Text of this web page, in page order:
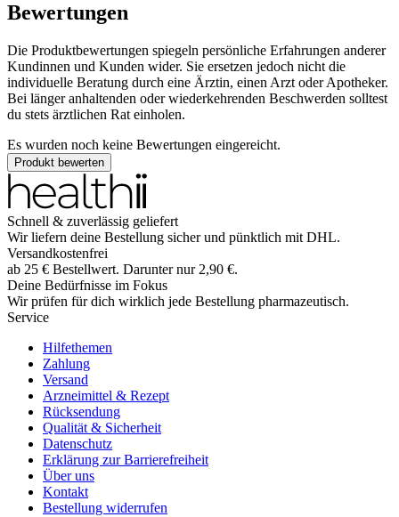
Bewertungen
Die Produktbewertungen spiegeln persönliche Erfahrungen anderer
Kundinnen und Kunden wider. Sie ersetzen jedoch nicht die
individuelle Beratung durch eine Ärztin, einen Arzt oder Apotheker.
Bei länger anhaltenden oder wiederkehrenden Beschwerden solltest
du stets ärztlichen Rat einholen.
Es wurden noch keine Bewertungen eingereicht.
Produkt bewerten
Schnell & zuverlässig geliefert
Wir liefern deine Bestellung sicher und pünktlich mit DHL.
Versandkostenfrei
ab 25 € Bestellwert. Darunter nur 2,90 €.
Deine Bedürfnisse im Fokus
Wir prüfen für dich wirklich jede Bestellung pharmazeutisch.
Service
Hilfethemen
Zahlung
Versand
Arzneimittel & Rezept
Rücksendung
Qualität & Sicherheit
Datenschutz
Erklärung zur Barrierefreiheit
Über uns
Kontakt
Bestellung widerrufen